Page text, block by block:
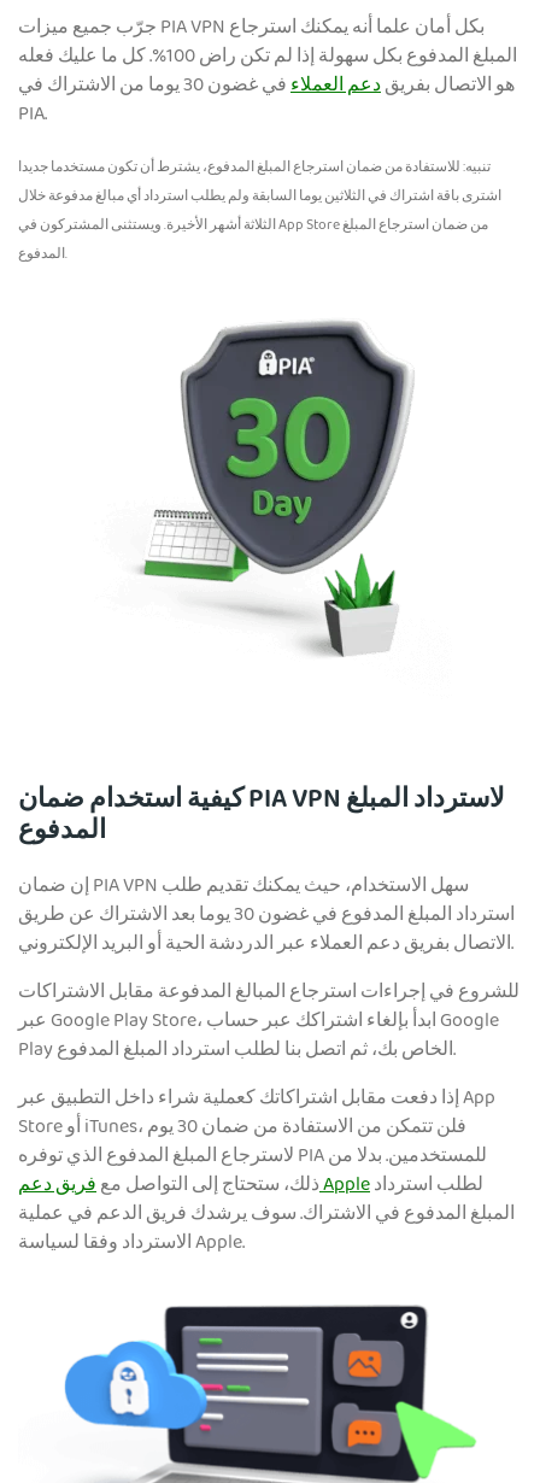
جرّب جميع ميزات PIA VPN بكل أمان علما أنه يمكنك استرجاع
المبلغ المدفوع بكل سهولة إذا لم تكن راض 100%. كل ما عليك فعله
هو الاتصال بفريقدعم العملاء
في غضون 30 يوما من الاشتراك في
PIA.
تنبيه: للاستفادة من ضمان استرجاع المبلغ المدفوع، يشترط أن تكون مستخدما جديدا
اشترى باقة اشتراك في الثلاثين يوما السابقة ولم يطلب استرداد أي مبالغ مدفوعة خلال
الثلاثة أشهر الأخيرة. ويستثنى المشتركون في App Store من ضمان استرجاع المبلغ
المدفوع.
كيفية استخدام ضمان PIA VPN لاسترداد المبلغ
المدفوع
إن ضمان PIA VPN سهل الاستخدام، حيث يمكنك تقديم طلب
استرداد المبلغ المدفوع في غضون 30 يوما بعد الاشتراك عن طريق
الاتصال بفريق دعم العملاء عبر الدردشة الحية أو البريد الإلكتروني.
للشروع في إجراءات استرجاع المبالغ المدفوعة مقابل الاشتراكات
عبر Google Play Store، ابدأ بإلغاء اشتراكك عبر حساب Google
Play الخاص بك، ثم اتصل بنا لطلب استرداد المبلغ المدفوع.
إذا دفعت مقابل اشتراكاتك كعملية شراء داخل التطبيق عبر App
Store أو iTunes، فلن تتمكن من الاستفادة من ضمان 30 يوم
لاسترجاع المبلغ المدفوع الذي توفره PIA للمستخدمين. بدلا من
ذلك، ستحتاج إلى التواصل معفريق دعم Apple
المبلغ المدفوع في الاشتراك. سوف يرشدك فريق الدعم في عملية
الاسترداد وفقا لسياسة Apple.